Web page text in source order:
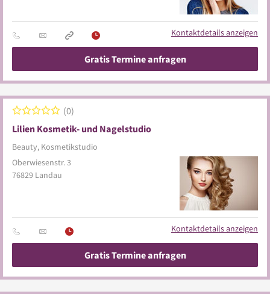
Kontaktdetails anzeigen
Gratis Termine anfragen
Lilien Kosmetik- und Nagelstudio
Beauty, Kosmetikstudio
0
Oberwiesenstr. 3
76829 Landau
Kontaktdetails anzeigen
Gratis Termine anfragen